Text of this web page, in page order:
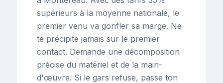
supérieurs à la moyenne nationale, le
premier venu va gonfler sa marge. Ne
te précipite jamais sur le premier
contact. Demande une décomposition
précise du matériel et de la main-
d'œuvre. Si le gars refuse, passe ton